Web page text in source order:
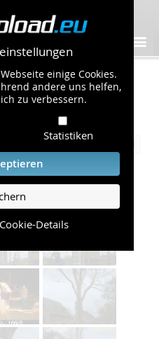
einige Cookies.
andere uns helfen,
zu verbessern.
Statistiken
Details
Galerie
/Technik
7 8 9
11
›|
Sturm
10 Bildern